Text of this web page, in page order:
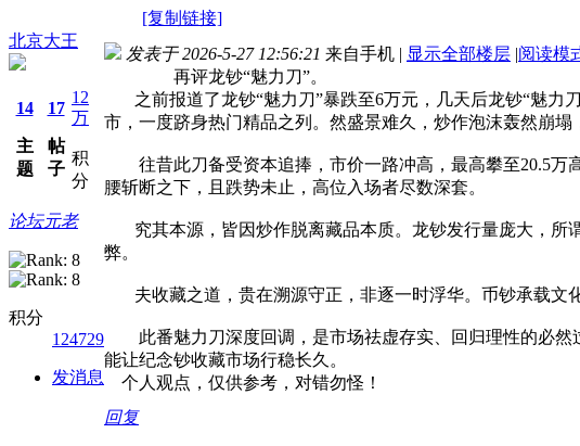
[复制链接]
北京大王
14
主
题
17
帖
子
12
万
积
分
论坛元老
积分
124729
发消息
发表于 2026-5-27 12:56:21 来自手机 | 显示全部楼层 |阅读模
再评龙钞“魅力刀”。
之前报道了龙钞“魅力刀”暴跌至6万元，几天后龙钞“魅力
市，一度跻身热门精品之列。然盛景难久，炒作泡沫轰然崩
往昔此刀备受资本追捧，市价一路冲高，最高攀至20.5万
腰斩断之下，且跌势未止，高位入场者尽数深套。
究其本源，皆因炒作脱离藏品本质。龙钞发行量庞大，所
弊。
夫收藏之道，贵在溯源守正，非逐一时浮华。币钞承载文
此番魅力刀深度回调，是市场祛虚存实、回归理性的必然
能让纪念钞收藏市场行稳长久。
个人观点，仅供参考，对错勿怪！
回复